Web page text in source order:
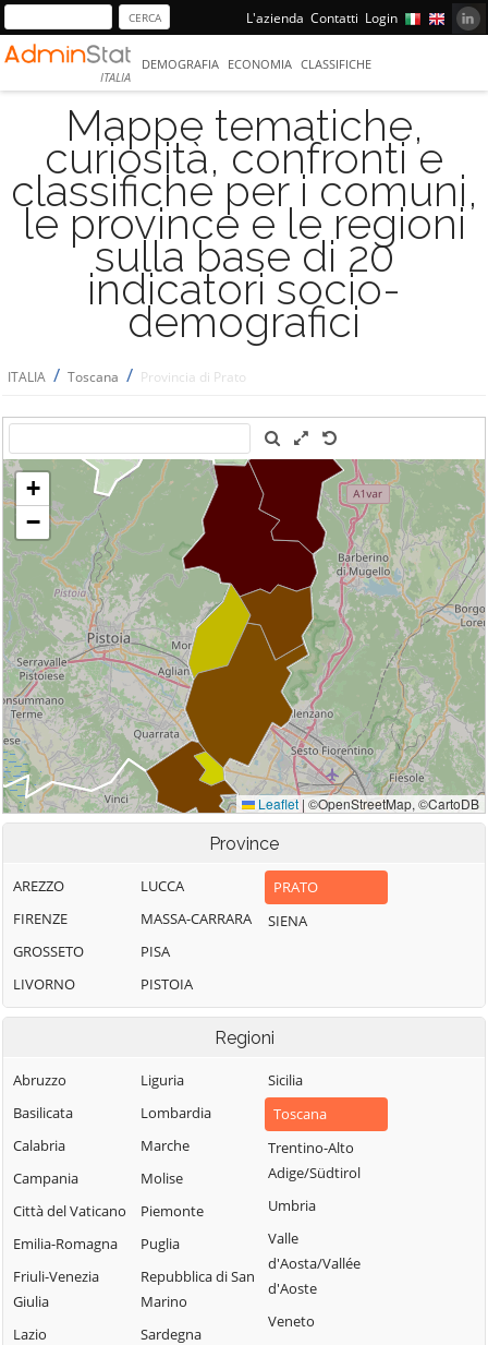
L'azienda Contatti Login
ITALIA
DEMOGRAFIA ECONOMIA CLASSIFICHE
Mappe tematiche,
curiosità, confronti e
classifiche per i comuni,
le province e le regioni
sulla base di 20
indicatori socio-
demografici
ITALIA / Toscana / Provincia di Prato
Province
AREZZO
FIRENZE
GROSSETO
LIVORNO
LUCCA
MASSA-CARRARA
PISA
PISTOIA
PRATO
SIENA
Regioni
Abruzzo
Basilicata
Calabria
Campania
Città del Vaticano
Emilia-Romagna
Friuli-Venezia
Giulia
Lazio
Liguria
Lombardia
Marche
Molise
Piemonte
Puglia
Repubblica di San
Marino
Sardegna
Sicilia
Toscana
Trentino-Alto
Adige/Südtirol
Umbria
Valle
d'Aosta/Vallée
d'Aoste
Veneto